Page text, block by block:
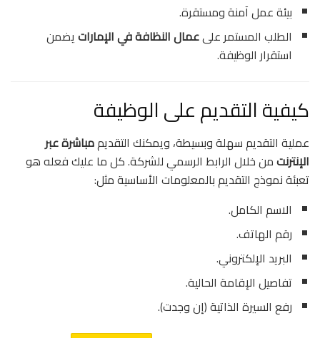
بيئة عمل آمنة ومستقرة.
الطلب المستمر علىعمال النظافة في الإمارات يضمن
استقرار الوظيفة.
كيفية التقديم على الوظيفة
عملية التقديم سهلة وبسيطة، ويمكنك التقديممباشرة عبر
الإنترنتمن خلال الرابط الرسمي للشركة. كل ما عليك فعله هو
تعبئة نموذج التقديم بالمعلومات الأساسية مثل:
الاسم الكامل.
رقم الهاتف.
البريد الإلكتروني.
تفاصيل الإقامة الحالية.
رفع السيرة الذاتية (إن وجدت).